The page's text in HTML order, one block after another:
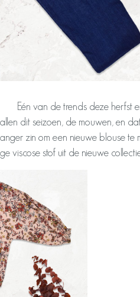
Eén van de trends deze herfst
dit seizoen, de mouwen, en
zin om een nieuwe blouse
viscose stof uit de nieuwe